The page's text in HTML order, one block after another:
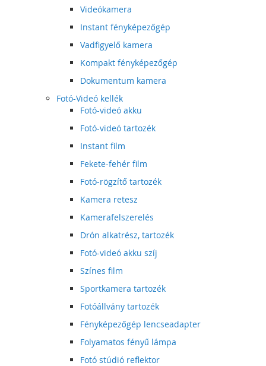
Videókamera
Instant fényképezőgép
Vadfigyelő kamera
Kompakt fényképezőgép
Dokumentum kamera
Fotó-Videó kellék
Fotó-videó akku
Fotó-videó tartozék
Instant film
Fekete-fehér film
Fotó-rögzítő tartozék
Kamera retesz
Kamerafelszerelés
Drón alkatrész, tartozék
Fotó-videó akku szíj
Színes film
Sportkamera tartozék
Fotóállvány tartozék
Fényképezőgép lencseadapter
Folyamatos fényű lámpa
Fotó stúdió reflektor